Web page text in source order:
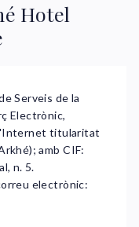
Hotel
Serveis de la
Electrònic,
titularitat
amb CIF:
n. 5.
electrònic: